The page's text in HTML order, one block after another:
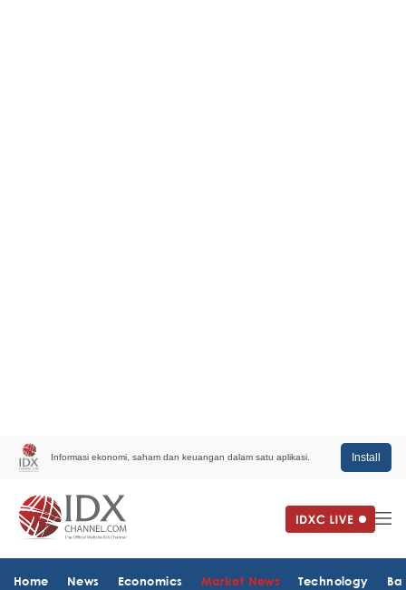
Informasi ekonomi, saham dan keuangan dalam satu aplikasi. Install
Home News Economics Market News Technology